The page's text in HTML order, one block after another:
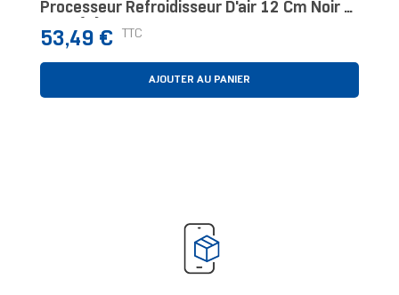
Processeur Refroidisseur D'air 12 Cm Noir 1
Prix
53,49 € TTC
AJOUTER AU PANIER